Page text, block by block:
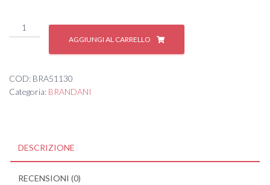
VASS.
FOGLIA
quantità
AGGIUNGI AL CARRELLO
COD: BRA51130
Categoria: BRANDANI
DESCRIZIONE
RECENSIONI (0)